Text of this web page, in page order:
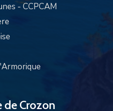
- CCPCAM
de Crozon